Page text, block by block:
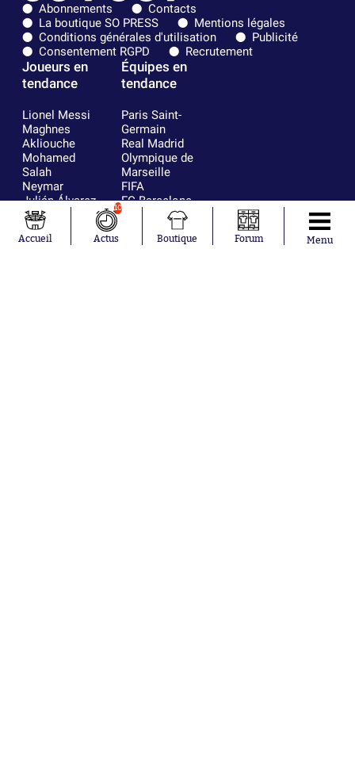
Abonnements
Contacts
La boutique SO PRESS
Mentions légales
Conditions générales d'utilisation
Publicité
Consentement RGPD
Recrutement
Joueurs en
tendance
Lionel Messi
Maghnes
Akliouche
Mohamed
Salah
Neymar
Julián Álvarez
Ferrán Torres
Kilian Corredor
Franco
Équipes en
tendance
Paris Saint-
Germain
Real Madrid
Olympique de
Marseille
FIFA
FC Barcelone
Argentine
Olympique
lyonnais
Accueil
10
Actus Boutique Forum Menu